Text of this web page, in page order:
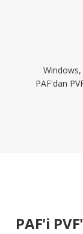
PAF'dan
PAF'i